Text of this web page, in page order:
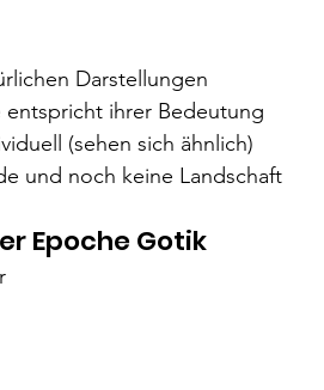
Darstellungen
ihrer Bedeutung
(sehen sich ähnlich)
und noch keine Landschaft
Epoche Gotik